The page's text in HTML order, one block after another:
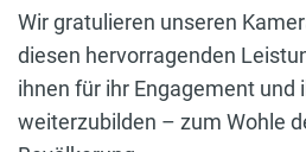
Wir gratulieren unseren
diesen hervorragenden
ihnen für ihr Engagement und
weiterzubilden – zum Wohle